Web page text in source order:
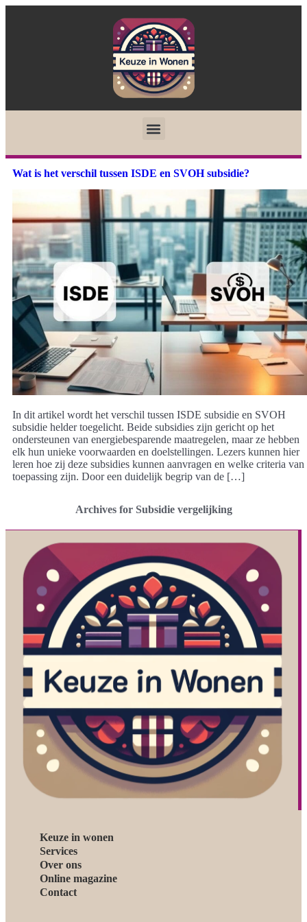
Wat is het verschil tussen ISDE en SVOH subsidie?
In dit artikel wordt het verschil tussen ISDE subsidie en SVOH
subsidie helder toegelicht. Beide subsidies zijn gericht op het
ondersteunen van energiebesparende maatregelen, maar ze hebben
elk hun unieke voorwaarden en doelstellingen. Lezers kunnen hier
leren hoe zij deze subsidies kunnen aanvragen en welke criteria van
toepassing zijn. Door een duidelijk begrip van de […]
Archives for Subsidie vergelijking
Keuze in wonen
Services
Over ons
Online magazine
Contact